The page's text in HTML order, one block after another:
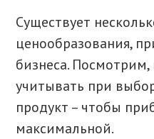
Существует
ценообразования,
бизнеса.
учитывать при
продукт – чтобы
максимальной.